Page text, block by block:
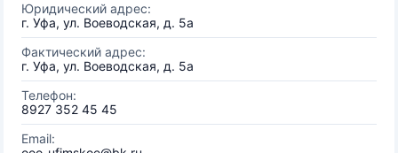
Юридический адрес:
г. Уфа, ул. Воеводская, д. 5а
Фактический адрес:
г. Уфа, ул. Воеводская, д. 5а
Телефон:
8927 352 45 45
Email: